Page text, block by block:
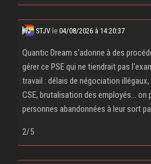
STJV le 04/08/2026 à 14:20:37
Quantic Dream s'adonne à des
gérer ce PSE qui ne tiendrait pas
travail : délais de négociation
CSE, brutalisation des employés... on
personnes abandonnées à leur sort
2/5